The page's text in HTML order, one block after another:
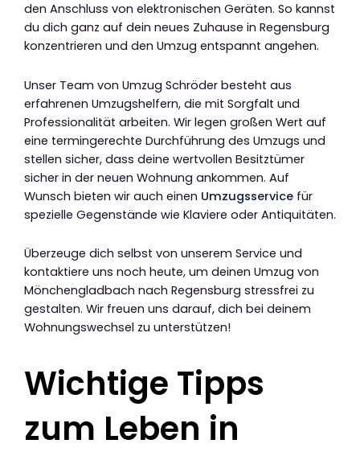
den Anschluss von elektronischen Geräten. So kannst
du dich ganz auf dein neues Zuhause in Regensburg
konzentrieren und den Umzug entspannt angehen.
Unser Team von Umzug Schröder besteht aus
erfahrenen Umzugshelfern, die mit Sorgfalt und
Professionalität arbeiten. Wir legen großen Wert auf
eine termingerechte Durchführung des Umzugs und
stellen sicher, dass deine wertvollen Besitztümer
sicher in der neuen Wohnung ankommen. Auf
Wunsch bieten wir auch einen Umzugsservice für
spezielle Gegenstände wie Klaviere oder Antiquitäten.
Überzeuge dich selbst von unserem Service und
kontaktiere uns noch heute, um deinen Umzug von
Mönchengladbach nach Regensburg stressfrei zu
gestalten. Wir freuen uns darauf, dich bei deinem
Wohnungswechsel zu unterstützen!
Wichtige Tipps
zum Leben in